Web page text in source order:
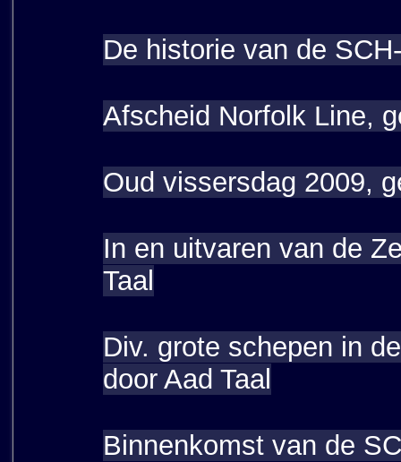
De historie van de
Afscheid Norfolk Line,
Oud vissersdag 2009,
In en uitvaren van de
Taal
Div. grote schepen in
door Aad Taal
Binnenkomst van de